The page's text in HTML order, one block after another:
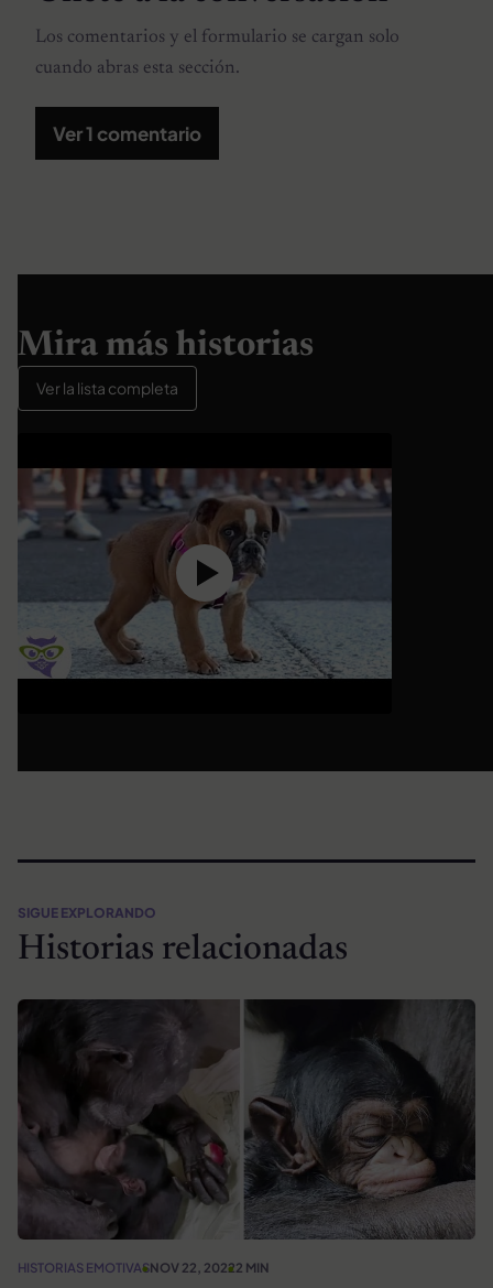
Los comentarios y el formulario se cargan solo
cuando abras esta sección.
Ver 1 comentario
Mira más historias
Ver la lista completa
SIGUE EXPLORANDO
Historias relacionadas
HISTORIAS EMOTIVASNOV 22, 20222 MIN